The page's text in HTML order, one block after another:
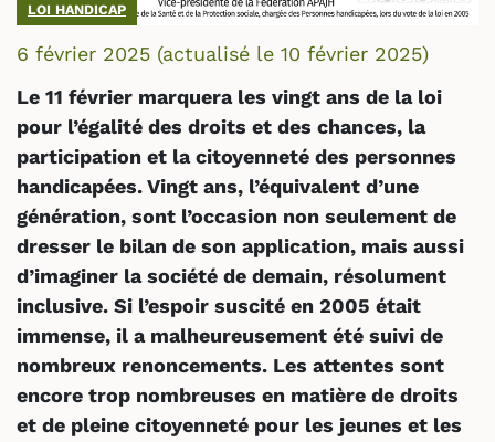
LOI HANDICAP
6 février 2025 (actualisé le 10 février 2025)
Le 11 février marquera les vingt ans de la loi
pour l’égalité des droits et des chances, la
participation et la citoyenneté des personnes
handicapées. Vingt ans, l’équivalent d’une
génération, sont l’occasion non seulement de
dresser le bilan de son application, mais aussi
d’imaginer la société de demain, résolument
inclusive. Si l’espoir suscité en 2005 était
immense, il a malheureusement été suivi de
nombreux renoncements. Les attentes sont
encore trop nombreuses en matière de droits
et de pleine citoyenneté pour les jeunes et les